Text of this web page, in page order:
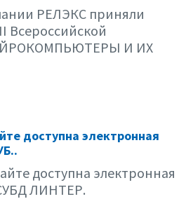
РЕЛЭКС приняли
Всероссийской
И ИХ
доступна электронная
доступна электронная
ЛИНТЕР.